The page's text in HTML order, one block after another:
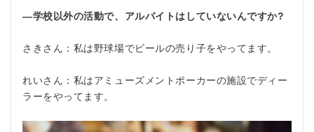
―学校以外の活動で、アルバイトはしていないんですか?
さきさん：私は野球場でビールの売り子をやってます。
れいさん：私はアミューズメントポーカーの施設でディー
ラーをやってます。